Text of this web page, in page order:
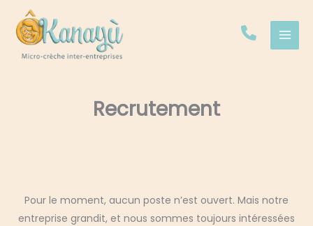
contenu
Recrutement
Pour le moment, aucun poste n’est ouvert. Mais notre
entreprise grandit, et nous sommes toujours intéressées